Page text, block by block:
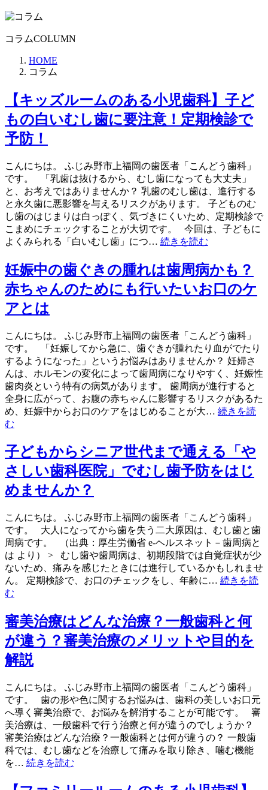
コラムCOLUMN
HOME
コラム
【キッズルームのある小児歯科】子ど
もの白いむし歯に要注意！定期検診で
予防！
こんにちは。 ふじみ野市上福岡の歯医者「こんどう歯科」
です。 「乳歯は抜けるから、むし歯になっても大丈夫」
と、お考えではありませんか？ 乳歯のむし歯は、進行する
と永久歯に悪影響を与えるリスクがあります。 子どものむ
し歯のはじまりは白っぽく、気づきにくいため、定期検診で
こまめにチェックすることが大切です。 今回は、子どもに
よくみられる「白いむし歯」につ… 続きを読む
妊娠中の歯ぐきの腫れは歯周病かも？
赤ちゃんのためにも行いたいお口のケ
アとは
こんにちは。 ふじみ野市上福岡の歯医者「こんどう歯科」
です。 「妊娠してから急に、歯ぐきが腫れたり血がでたり
するようになった」というお悩みはありませんか？ 妊婦さ
んは、ホルモンの変化によって歯周病になりやすく、妊娠性
歯肉炎という特有の病気があります。 歯周病が進行すると
全身に広がって、お腹の赤ちゃんに影響するリスクがあるた
め、妊娠中からお口のケアをはじめることが大… 続きを読
む
子どもからシニア世代まで通える「や
さしい歯科医院」でむし歯予防をはじ
めませんか？
こんにちは。 ふじみ野市上福岡の歯医者「こんどう歯科」
です。 大人になってから歯を失う二大原因は、むし歯と歯
周病です。 （出典：厚生労働省 e-ヘルスネット－歯周病と
は より） > むし歯や歯周病は、初期段階では自覚症状が少
ないため、痛みを感じたときには進行しているかもしれませ
ん。 定期検診で、お口のチェックをし、年齢に… 続きを読
む
審美治療はどんな治療？一般歯科と何
が違う？審美治療のメリットや目的を
解説
こんにちは。 ふじみ野市上福岡の歯医者「こんどう歯科」
です。 歯の形や色に関するお悩みは、歯科の美しいお口元
へ導く審美治療で、お悩みを解消することが可能です。 審
美治療は、一般歯科で行う治療と何が違うのでしょうか？
審美治療はどんな治療？一般歯科とは何が違うの？ 一般歯
科では、むし歯などを治療して痛みを取り除き、噛む機能
を… 続きを読む